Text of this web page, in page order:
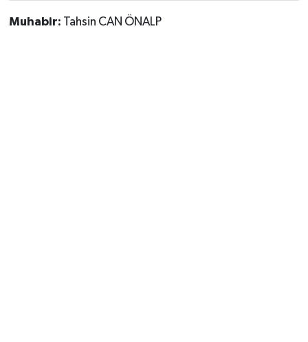
Muhabir: Tahsin CAN ÖNALP